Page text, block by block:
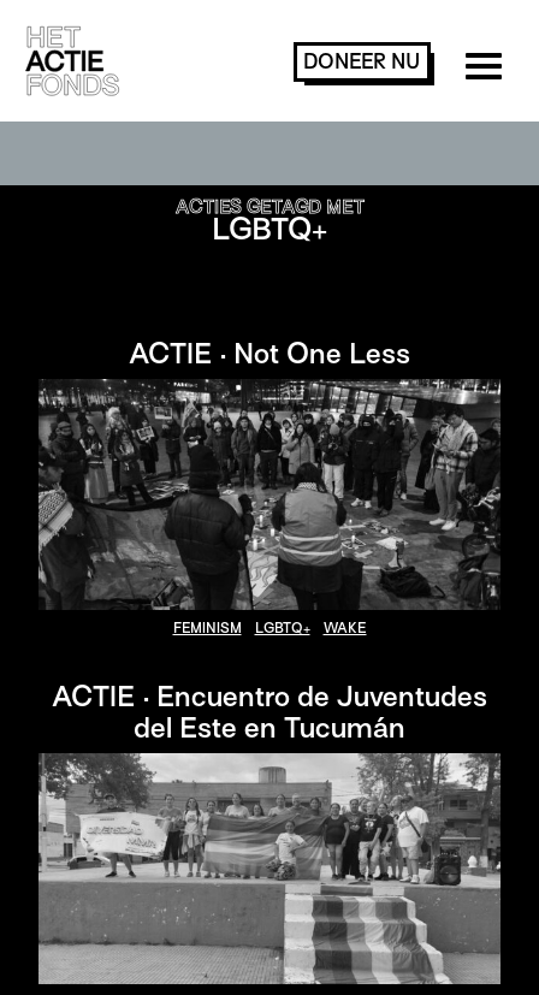
DONEER NU
ACTIES GETAGD MET
LGBTQ+
ACTIE · Not One Less
FEMINISM LGBTQ+ WAKE
ACTIE · Encuentro de Juventudes
del Este en Tucumán